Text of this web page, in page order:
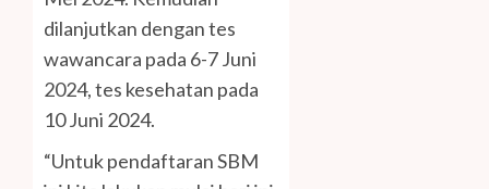
dilanjutkan dengan tes
wawancara pada 6-7 Juni
2024, tes kesehatan pada
10 Juni 2024.
“Untuk pendaftaran SBM